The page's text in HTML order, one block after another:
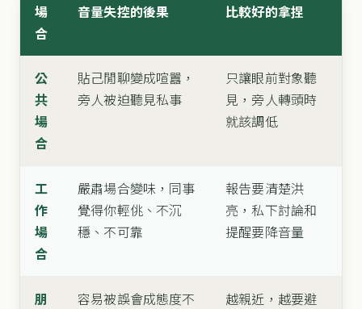
場
合
音量失控的後果 比較好的拿捏
公
共
場
合
貼己閒聊變成喧囂，
旁人被迫聽見私事
只讓眼前對象聽
見，旁人轉頭時
就該調低
工
作
場
合
嚴肅場合變味，同事
覺得你輕佻、不沉
穩、不可靠
報告要清楚洪
亮，私下討論和
提醒要降音量
朋
容易被誤會成態度不
越親近，越要避